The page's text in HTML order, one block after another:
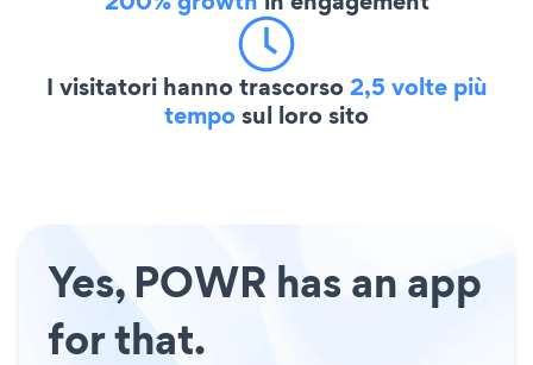
I visitatori hanno trascorso2,5 volte più
temposul loro sito
Yes, POWR has an app
for that.